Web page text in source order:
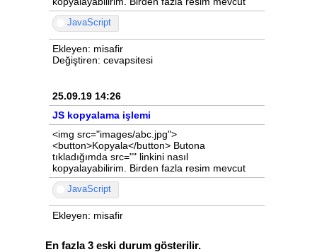
JavaScript
Ekleyen: misafir
Değiştiren: cevapsitesi
25.09.19 14:26
JS kopyalama işlemi
<img src="images/abc.jpg">
<button>Kopyala</button> Butona
tıkladığımda src="" linkini nasıl
kopyalayabilirim. Birden fazla resim mevcut
JavaScript
Ekleyen: misafir
En fazla 3 eski durum gösterilir.